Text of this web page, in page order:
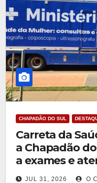
CHAPADÃO DO SUL
Carreta da
a Chapadão
a exames e
especializado
JUL 31, 2026 O